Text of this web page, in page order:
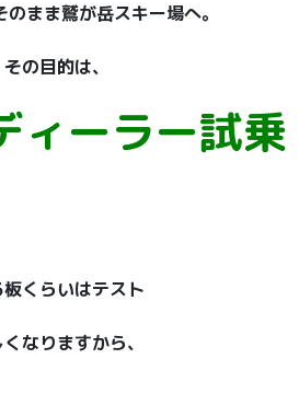
まま鷲が岳スキー場へ。
の目的は、
ーラー試乗
くらいはテスト
なりますから、